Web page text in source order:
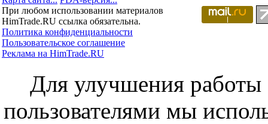
При любом использовании материалов
HimTrade.RU ссылка обязательна.
Политика конфиденциальности
Пользовательское соглашение
Реклама на HimTrade.RU
Для улучшения работы
пользователями мы